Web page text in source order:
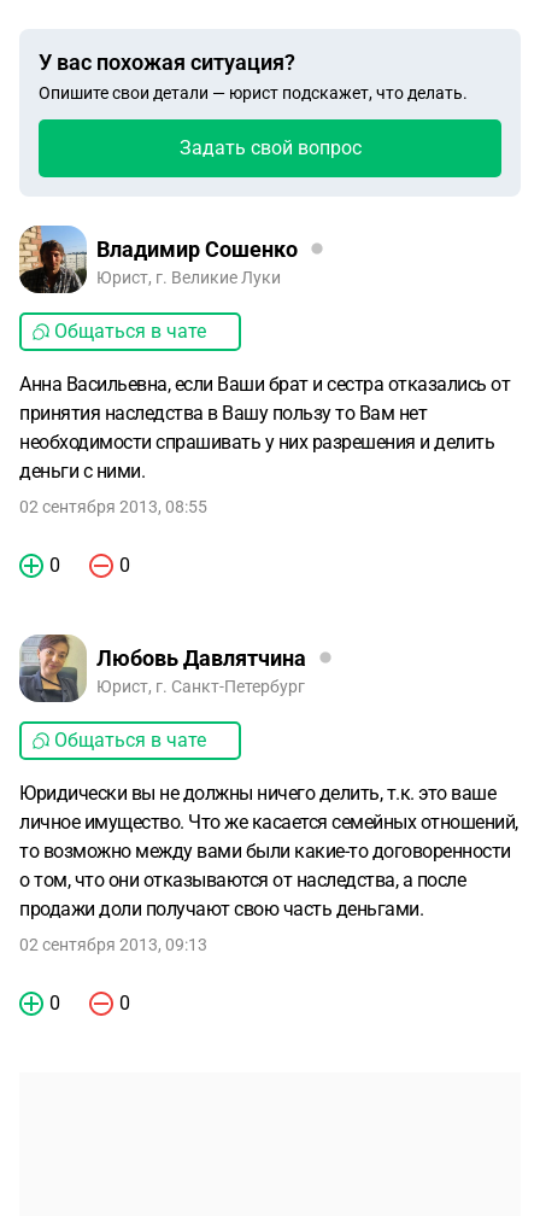
У вас похожая ситуация?
Опишите свои детали — юрист подскажет, что делать.
Задать свой вопрос
Владимир Сошенко
Юрист, г. Великие Луки
Общаться в чате
Анна Васильевна, если Ваши брат и сестра отказались от
принятия наследства в Вашу пользу то Вам нет
необходимости спрашивать у них разрешения и делить
деньги с ними.
02 сентября 2013, 08:55
0 0
Любовь Давлятчина
Юрист, г. Санкт-Петербург
Общаться в чате
Юридически вы не должны ничего делить, т.к. это ваше
личное имущество. Что же касается семейных отношений,
то возможно между вами были какие-то договоренности
о том, что они отказываются от наследства, а после
продажи доли получают свою часть деньгами.
02 сентября 2013, 09:13
0 0